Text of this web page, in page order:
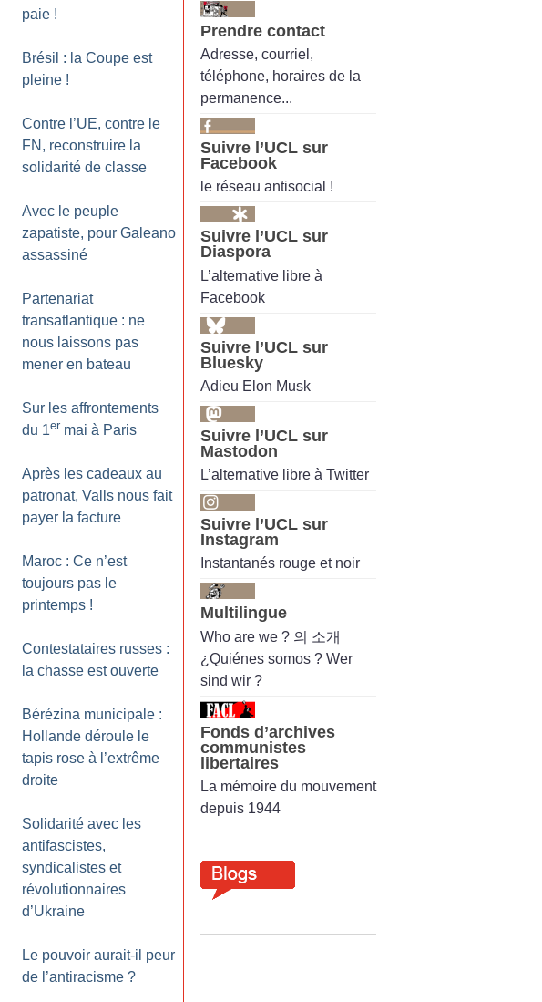
paie !
Brésil : la Coupe est
pleine !
Contre l’UE, contre le
FN, reconstruire la
solidarité de classe
Avec le peuple
zapatiste, pour Galeano
assassiné
Partenariat
transatlantique : ne
nous laissons pas
mener en bateau
Sur les affrontements
du 1er mai à Paris
Après les cadeaux au
patronat, Valls nous fait
payer la facture
Maroc : Ce n’est
toujours pas le
printemps !
Contestataires russes :
la chasse est ouverte
Bérézina municipale :
Hollande déroule le
tapis rose à l’extrême
droite
Solidarité avec les
antifascistes,
syndicalistes et
révolutionnaires
d’Ukraine
Le pouvoir aurait-il peur
de l’antiracisme ?
Prendre contact
Adresse, courriel,
téléphone, horaires de la
permanence...
Suivre l’UCL sur
Facebook
le réseau antisocial !
Suivre l’UCL sur
Diaspora
L’alternative libre à
Facebook
Suivre l’UCL sur
Bluesky
Adieu Elon Musk
Suivre l’UCL sur
Mastodon
L’alternative libre à Twitter
Suivre l’UCL sur
Instagram
Instantanés rouge et noir
Multilingue
Who are we ? 의 소개
¿Quiénes somos ? Wer
sind wir ?
Fonds d’archives
communistes
libertaires
La mémoire du mouvement
depuis 1944